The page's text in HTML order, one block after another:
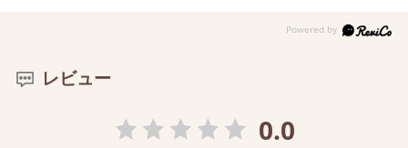
レビュー
0.0